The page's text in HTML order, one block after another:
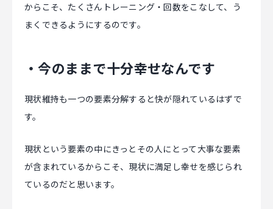
からこそ、たくさんトレーニング・回数をこなして、う
まくできるようにするのです。
・今のままで十分幸せなんです
現状維持も一つの要素分解すると快が隠れているはずで
す。
現状という要素の中にきっとその人にとって大事な要素
が含まれているからこそ、現状に満足し幸せを感じられ
ているのだと思います。